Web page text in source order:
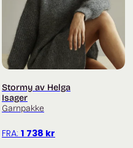
Stormy av Helga
Isager
Garnpakke
FRA: 1 738 kr